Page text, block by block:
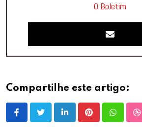
O Boletim
Compartilhe este artigo:
LinkedInPinterestWhatsapp